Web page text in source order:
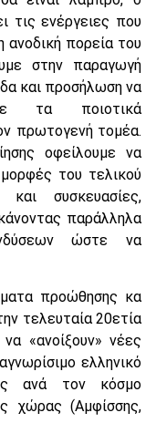
τις ενέργειες που
ανοδική πορεία του
στην παραγωγή
και προσήλωση να
τα ποιοτικά
πρωτογενή τομέα.
οφείλουμε να
του τελικού
συσκευασίες,
παράλληλα
ώστε να
προώθησης κα
τελευταία 20ετία
«ανοίξουν» νέες
ελληνικό
ανά τον κόσμο
χώρας (Αμφίσσης,